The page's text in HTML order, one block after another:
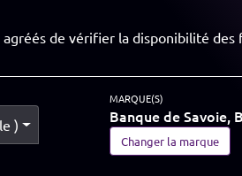
de vérifier la disponibilité
)
MARQUE(S)
Banque de Savoie,
Changer la marque